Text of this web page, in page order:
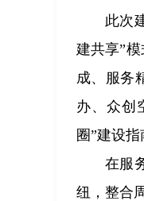
此次
建共享”
成、服务
办、众创
圈”建设指
在服
纽，整合